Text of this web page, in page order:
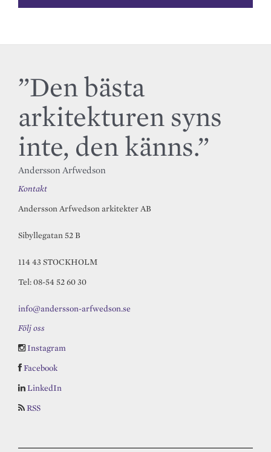
”Den bästa
arkitekturen syns
inte, den känns.”
Andersson Arfwedson
Kontakt
Andersson Arfwedson arkitekter AB
Sibyllegatan 52 B
114 43 STOCKHOLM
Tel: 08-54 52 60 30
info@andersson-arfwedson.se
Följ oss
Instagram
Facebook
LinkedIn
RSS